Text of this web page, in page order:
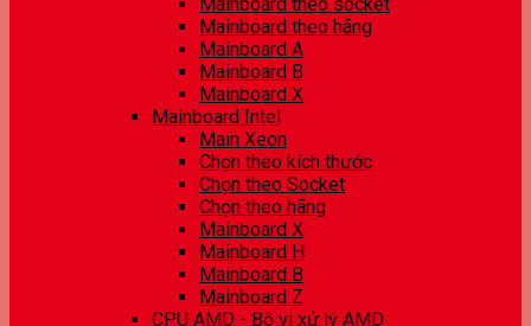
Mainboard theo hãng
Mainboard A
Mainboard B
Mainboard X
Mainboard Intel
Main Xeon
Chọn theo kích thước
Chọn theo Socket
Chọn theo hãng
Mainboard X
Mainboard H
Mainboard B
Mainboard Z
CPU AMD - Bộ vi xử lý AMD